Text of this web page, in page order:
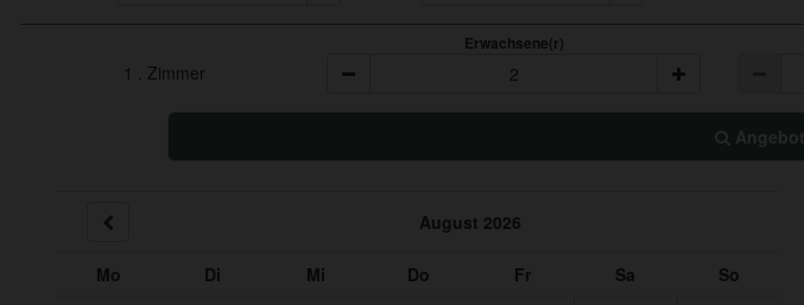
1 . Zimmer
Erwachsene(r)
August 2026
Mo Di Mi Do Fr Sa
So